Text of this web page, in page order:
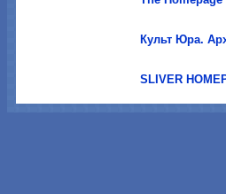
Культ Юра.
SLIVER